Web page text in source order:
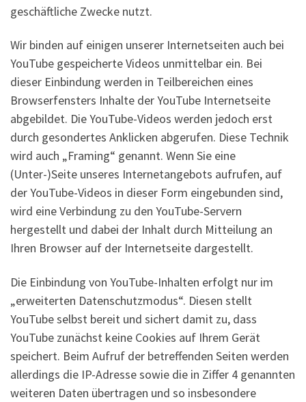
geschäftliche Zwecke nutzt.
Wir binden auf einigen unserer Internetseiten auch bei
YouTube gespeicherte Videos unmittelbar ein. Bei
dieser Einbindung werden in Teilbereichen eines
Browserfensters Inhalte der YouTube Internetseite
abgebildet. Die YouTube-Videos werden jedoch erst
durch gesondertes Anklicken abgerufen. Diese Technik
wird auch „Framing“ genannt. Wenn Sie eine
(Unter-)Seite unseres Internetangebots aufrufen, auf
der YouTube-Videos in dieser Form eingebunden sind,
wird eine Verbindung zu den YouTube-Servern
hergestellt und dabei der Inhalt durch Mitteilung an
Ihren Browser auf der Internetseite dargestellt.
Die Einbindung von YouTube-Inhalten erfolgt nur im
„erweiterten Datenschutzmodus“. Diesen stellt
YouTube selbst bereit und sichert damit zu, dass
YouTube zunächst keine Cookies auf Ihrem Gerät
speichert. Beim Aufruf der betreffenden Seiten werden
allerdings die IP-Adresse sowie die in Ziffer 4 genannten
weiteren Daten übertragen und so insbesondere